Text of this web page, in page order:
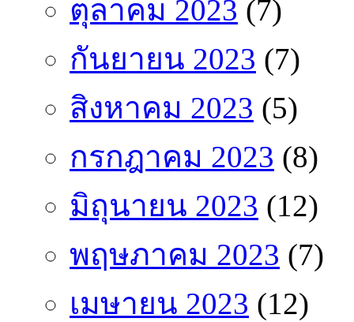
ตุลาคม 2023 (7)
กันยายน 2023 (7)
สิงหาคม 2023 (5)
กรกฎาคม 2023 (8)
มิถุนายน 2023 (12)
พฤษภาคม 2023 (7)
เมษายน 2023 (12)